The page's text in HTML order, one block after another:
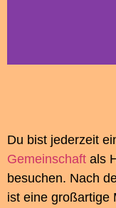
Du bist jederzeit
Gemeinschaft als
besuchen. Nach
ist eine großartige